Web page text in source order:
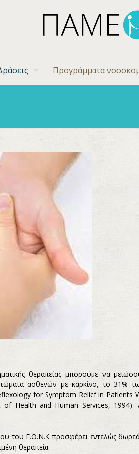
Προγράμματα
θεραπείας μπορούμε να
ασθενών με καρκίνο, το
for Symptom Relief in Patients
Health and Human Services, 1994).
Γ.Ο.Ν.Κ προσφέρει εντελώς
θεραπεία.